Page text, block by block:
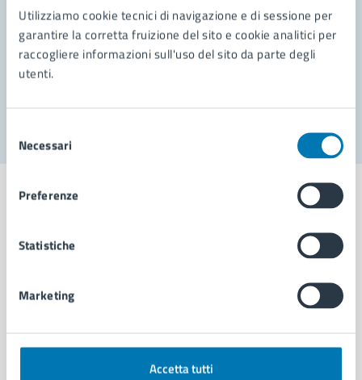
Utilizziamo cookie tecnici di navigazione e di sessione per
garantire la corretta fruizione del sito e cookie analitici per
raccogliere informazioni sull'uso del sito da parte degli
utenti.
delNecessari
Preferenze
Statistiche
Marketing
Accetta tutti
Prenota appuntamento
Problemi in città
Comune di Napoli
AMMINISTRAZIONE
Organi di governo